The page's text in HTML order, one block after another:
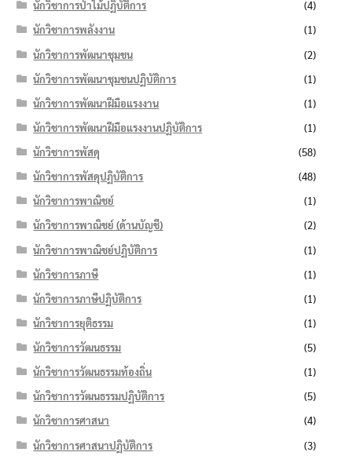
นักวิชาการป่าไม้ปฏิบัติการ
(4)
นักวิชาการพลังงาน
(1)
นักวิชาการพัฒนาชุมชน
(2)
นักวิชาการพัฒนาชุมชนปฏิบัติการ
(1)
นักวิชาการพัฒนาฝีมือแรงงาน
(1)
นักวิชาการพัฒนาฝีมือแรงงานปฏิบัติการ
(1)
นักวิชาการพัสดุ
(58)
นักวิชาการพัสดุปฏิบัติการ
(48)
นักวิชาการพาณิชย์
(1)
นักวิชาการพาณิชย์ (ด้านบัญชี)
(2)
นักวิชาการพาณิชย์ปฏิบัติการ
(1)
นักวิชาการภาษี
(1)
นักวิชาการภาษีปฏิบัติการ
(1)
นักวิชาการยุติธรรม
(1)
นักวิชาการวัฒนธรรม
(5)
นักวิชาการวัฒนธรรมท้องถิ่น
(1)
นักวิชาการวัฒนธรรมปฏิบัติการ
(5)
นักวิชาการศาสนา
(4)
นักวิชาการศาสนาปฏิบัติการ
(3)